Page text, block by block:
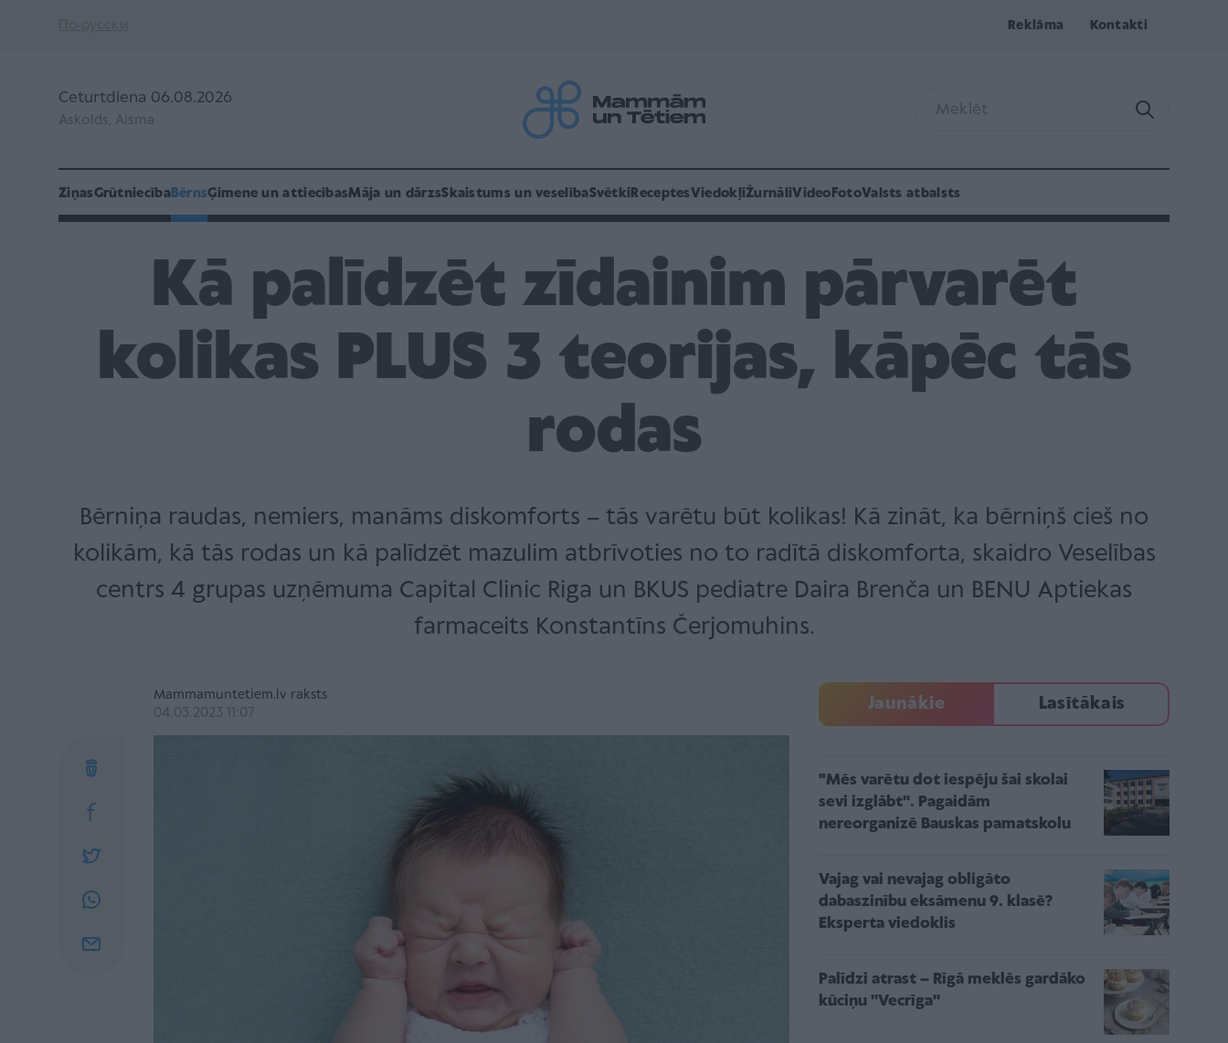
Reklāma Kontakti
Ceturtdiena 06.08.2026
Askolds, Aisma
ZiņasGrūtniecībaBērnsĢimene un attiecībasMāja un dārzsSkaistums un veselībaSvētki ReceptesViedokļiŽurnāliVideo FotoValsts atbalsts
Kā palīdzēt zīdainim pārvarēt
kolikas PLUS 3 teorijas, kāpēc tās
rodas
Bērniņa raudas, nemiers, manāms diskomforts – tās varētu būt kolikas! Kā zināt, ka bērniņš cieš no
kolikām, kā tās rodas un kā palīdzēt mazulim atbrīvoties no to radītā diskomforta, skaidro Veselības
centrs 4 grupas uzņēmuma Capital Clinic Riga un BKUS pediatre Daira Brenča un BENU Aptiekas
farmaceits Konstantīns Čerjomuhins.
Mammamuntetiem.lv raksts
04.03.2023 11:07
Jaunākie Lasītākais
"Mēs varētu dot iespēju šai skolai
sevi izglābt''. Pagaidām
nereorganizē Bauskas pamatskolu
Vajag vai nevajag obligāto
dabaszinību eksāmenu 9. klasē?
Eksperta viedoklis
Palīdzi atrast – Rīgā meklēs gardāko
kūciņu ''Vecrīga''